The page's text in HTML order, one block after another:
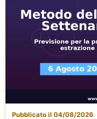
Pubblicato il 04/08/2026